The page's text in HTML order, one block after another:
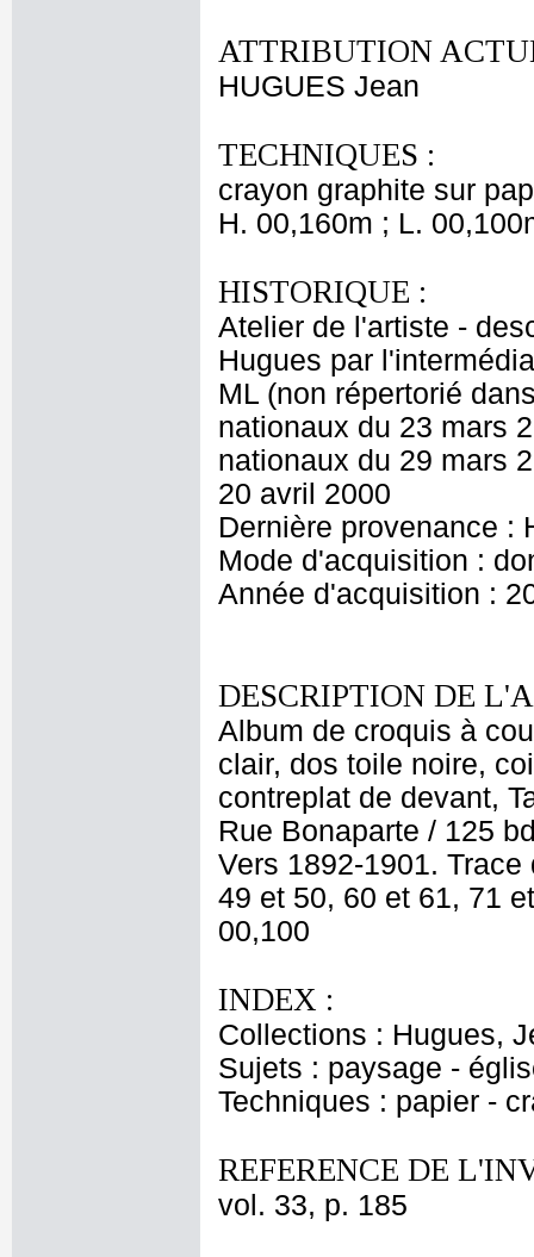
ATTRIBUTION
HUGUES Jean
TECHNIQUES :
crayon graphite sur
H. 00,160m ; L.
HISTORIQUE :
Atelier de l'artiste -
Hugues par
ML (non répertorié
nationaux du 23 mars
nationaux du 29 mars
20 avril 2000
Dernière provenance :
Mode d'acquisition :
Année d'acquisition :
DESCRIPTION DE
Album de croquis à
clair, dos toile noire,
contreplat de devant,
Rue Bonaparte / 125
Vers 1892-1901.
49 et 50, 60 et 61, 71
00,100
INDEX :
Collections : Hugues,
Sujets : paysage -
Techniques : papier -
REFERENCE DE
vol. 33, p. 185